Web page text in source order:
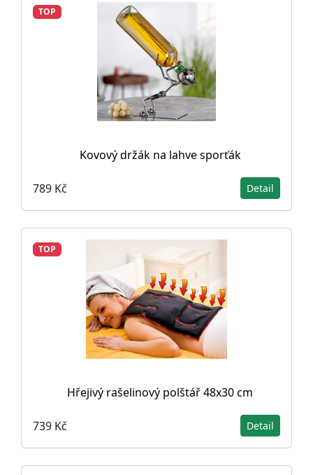
TOP
Kovový držák na lahve sporťák
789 Kč Detail
TOP
Hřejivý rašelinový polštář 48x30 cm
739 Kč Detail